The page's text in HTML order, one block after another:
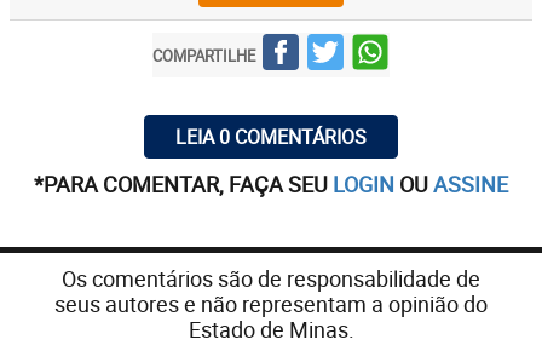
COMPARTILHE
LEIA 0 COMENTÁRIOS
*PARA COMENTAR, FAÇA SEU LOGIN OUASSINE
Os comentários são de responsabilidade de
seus autores e não representam a opinião do
Estado de Minas.